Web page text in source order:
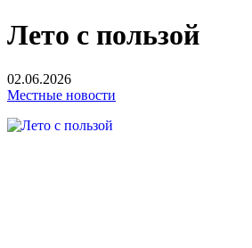
Лето с пользой
02.06.2026
Местные новости